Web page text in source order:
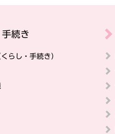
続き
らし・手続き）